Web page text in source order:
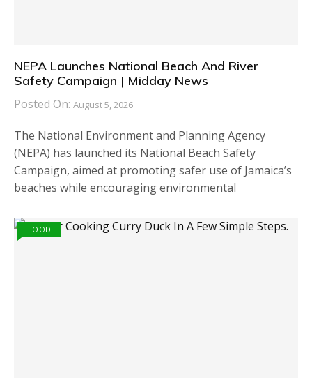
NEPA Launches National Beach And River
Safety Campaign | Midday News
Posted On: August 5, 2026
The National Environment and Planning Agency
(NEPA) has launched its National Beach Safety
Campaign, aimed at promoting safer use of Jamaica’s
beaches while encouraging environmental
FOOD